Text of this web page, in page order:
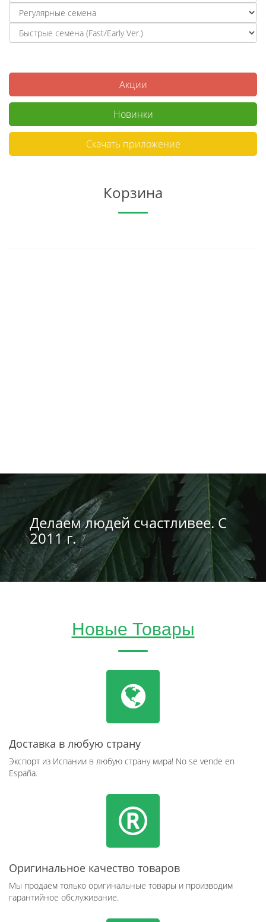
Акции
Новинки
Скачать приложение
Корзина
Делаем людей счастливее. С
2011 г.
Новые Товары
Доставка в любую страну
Экспорт из Испании в любую страну мира! No se vende en
España.
Оригинальное качество товаров
Мы продаем только оригинальные товары и производим
гарантийное обслуживание.